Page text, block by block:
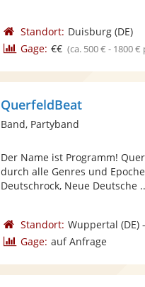
Standort: Duisburg(DE)
Gage: €€ (ca. 500 € - 1800
QuerfeldBeat
Band, Partyband
Der Name ist Programm!
durch alle Genres und
Deutschrock, Neue Deutsche
Standort: Wuppertal (DE)-
Gage: auf Anfrage